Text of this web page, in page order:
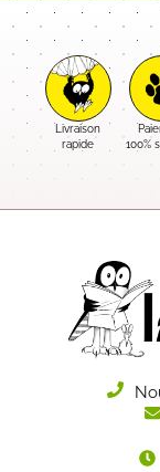
Livraison
rapide
100%